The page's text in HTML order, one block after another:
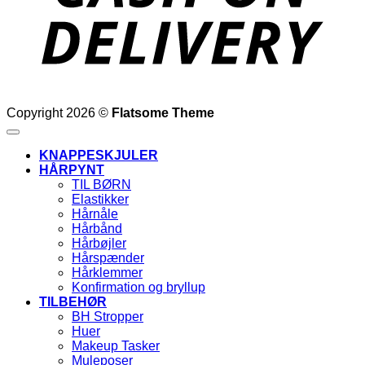
Copyright 2026 © Flatsome Theme
KNAPPESKJULER
HÅRPYNT
TIL BØRN
Elastikker
Hårnåle
Hårbånd
Hårbøjler
Hårspænder
Hårklemmer
Konfirmation og bryllup
TILBEHØR
BH Stropper
Huer
Makeup Tasker
Muleposer